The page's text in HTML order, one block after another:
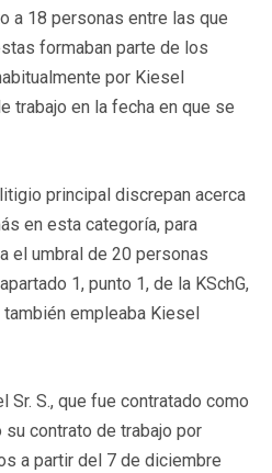
a 18 personas entre las que
formaban parte de los
por Kiesel
trabajo en la fecha en que se
principal discrepan acerca
en esta categoría, para
el umbral de 20 personas
1, punto 1, de la KSchG,
empleaba Kiesel
Sr. S., que fue contratado como
contrato de trabajo por
a partir del 7 de diciembre